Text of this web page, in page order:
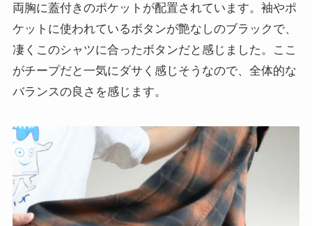
両胸に蓋付きのポケットが配置されています。袖やポ
ケットに使われているボタンが艶なしのブラックで、
凄くこのシャツに合ったボタンだと感じました。ここ
がチープだと一気にダサく感じそうなので、全体的な
バランスの良さを感じます。